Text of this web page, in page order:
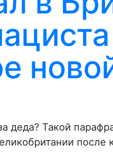
деда? Такой
после